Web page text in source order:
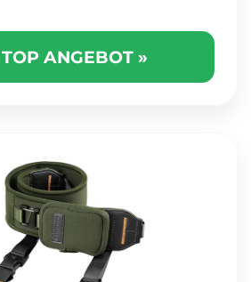
ANGEBOT »